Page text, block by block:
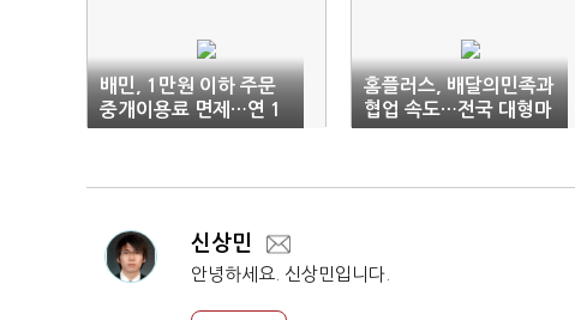
배민, 1만원 이하 주문
중개이용료 면제…연 1
000억 규모 지원
홈플러스, 배달의민족과
협업 속도…전국 대형마
트 11개로 확대
신상민
안녕하세요. 신상민입니다.